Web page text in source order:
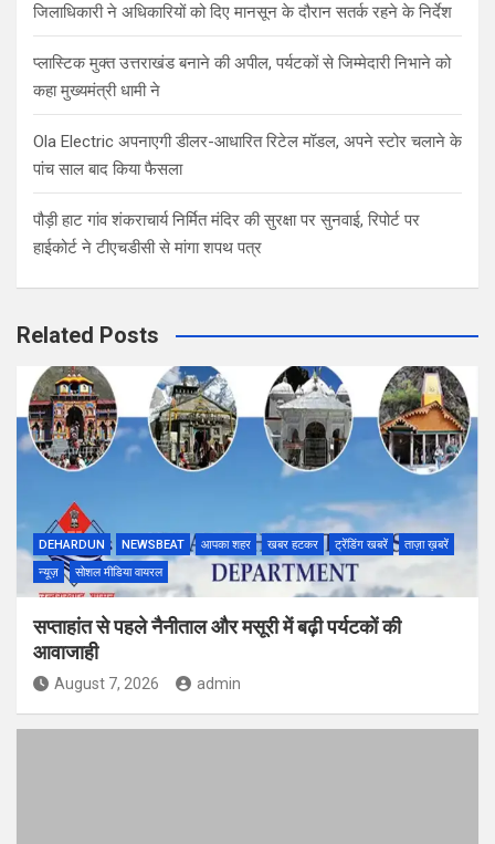
जिलाधिकारी ने अधिकारियों को दिए मानसून के दौरान सतर्क रहने के निर्देश
प्लास्टिक मुक्त उत्तराखंड बनाने की अपील, पर्यटकों से जिम्मेदारी निभाने को
कहा मुख्यमंत्री धामी ने
Ola Electric अपनाएगी डीलर-आधारित रिटेल मॉडल, अपने स्टोर चलाने के
पांच साल बाद किया फैसला
पौड़ी हाट गांव शंकराचार्य निर्मित मंदिर की सुरक्षा पर सुनवाई, रिपोर्ट पर
हाईकोर्ट ने टीएचडीसी से मांगा शपथ पत्र
Related Posts
DEHARDUN NEWSBEAT आपका शहर खबर हटकर ट्रेंडिंग खबरें
ताज़ा ख़बरें
न्यूज़
सोशल मीडिया वायरल
सप्ताहांत से पहले नैनीताल और मसूरी में बढ़ी पर्यटकों की
आवाजाही
August 7, 2026 admin